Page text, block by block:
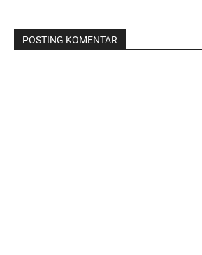
POSTING KOMENTAR